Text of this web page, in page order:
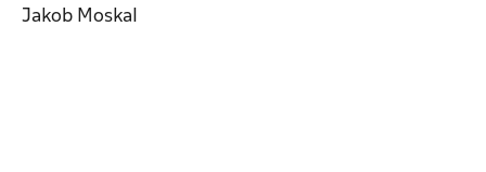
Jakob Moskal